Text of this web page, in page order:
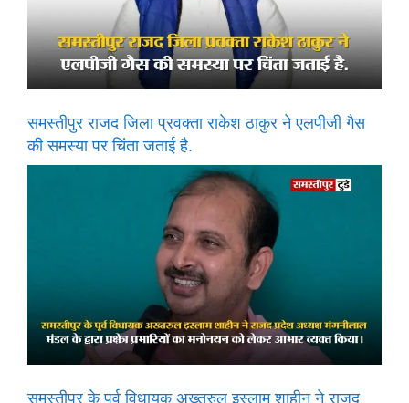
समस्तीपुर राजद जिला प्रवक्ता राकेश ठाकुर ने एलपीजी गैस
की समस्या पर चिंता जताई है.
समस्तीपुर के पूर्व विधायक अख्तरुल इस्लाम शाहीन ने राजद